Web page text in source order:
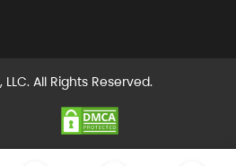
LLC. All Rights Reserved.